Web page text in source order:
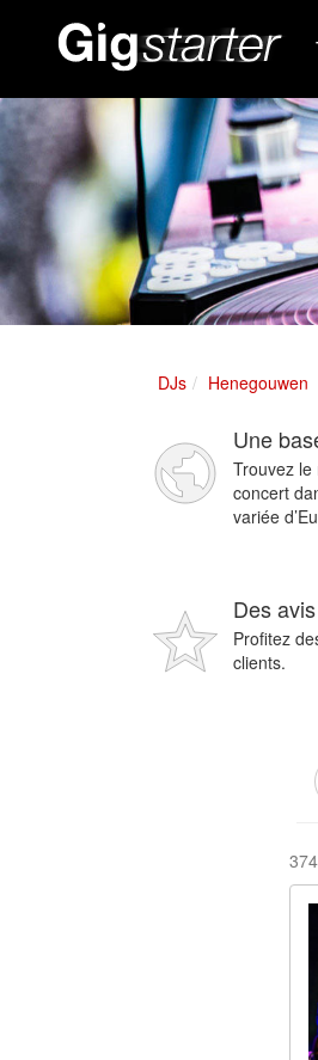
DJs Henegouwen
Une
Trouvez
concert
variée
Des
Profitez
clients.